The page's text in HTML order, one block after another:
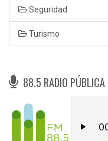
Seguridad
Turismo
88.5 RADIO PÚBLICA